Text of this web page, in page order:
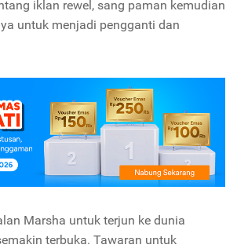
iklan rewel, sang paman kemudian
untuk menjadi pengganti dan
Marsha untuk terjun ke dunia
terbuka. Tawaran untuk